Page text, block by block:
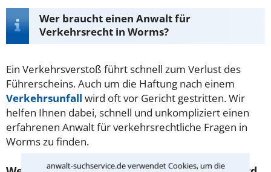
anwalt-suchservice.de verwendet Cookies, um die
Wer braucht einen Anwalt für
Verkehrsrecht in Worms?
Ein Verkehrsverstoß führt schnell zum Verlust des
Führerscheins. Auch um die Haftung nach einem
Verkehrsunfall wird oft vor Gericht gestritten. Wir
helfen Ihnen dabei, schnell und unkompliziert einen
erfahrenen Anwalt für verkehrsrechtliche Fragen in
Worms zu finden.